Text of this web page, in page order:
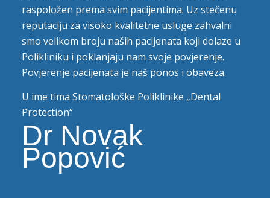
raspoložen prema svim pacijentima. Uz stečenu
reputaciju za visoko kvalitetne usluge zahvalni
smo velikom broju naših pacijenata koji dolaze u
Polikliniku i poklanjaju nam svoje povjerenje.
Povjerenje pacijenata je naš ponos i obaveza.
U ime tima Stomatološke Poliklinike „Dental
Protection“
Dr Novak
Popović